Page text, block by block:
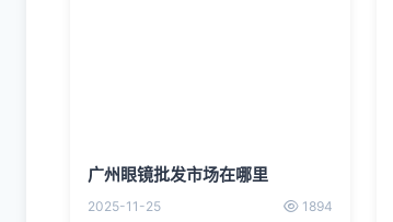
广州眼镜批发市场在哪里
2025-11-25 1894